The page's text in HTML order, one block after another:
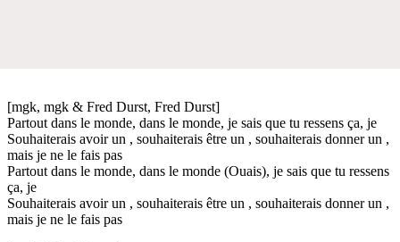
[mgk, mgk & Fred Durst, Fred Durst]
Partout dans le monde, dans le monde, je sais que tu ressens ça, je
Souhaiterais avoir un , souhaiterais être un , souhaiterais donner un ,
mais je ne le fais pas
Partout dans le monde, dans le monde (Ouais), je sais que tu ressens
ça, je
Souhaiterais avoir un , souhaiterais être un , souhaiterais donner un ,
mais je ne le fais pas